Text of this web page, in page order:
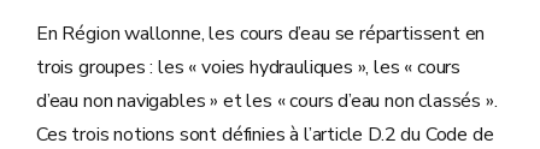
En Région wallonne, les cours d’eau se répartissent en
trois groupes : les « voies hydrauliques », les « cours
d’eau non navigables » et les « cours d’eau non classés ».
Ces trois notions sont définies à l’article D.2 du Code de